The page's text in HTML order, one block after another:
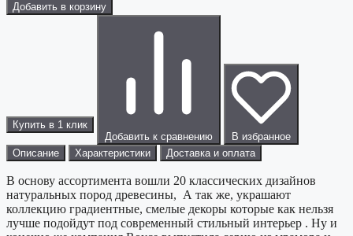
Добавить в корзину
Купить в 1 клик
Добавить к сравнению
В избранное
Описание
Характеристики Доставка и оплата
В основу ассортимента вошли 20 классических дизайнов
натуральных пород древесины, А так же, украшают
коллекцию градиентные, смелые декоры которые как нельзя
лучше подойдут под современный стильный интерьер . Ну и